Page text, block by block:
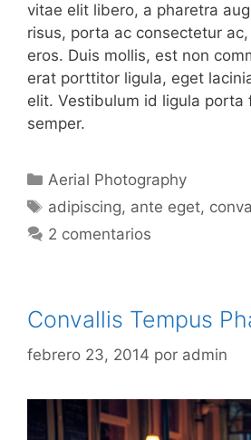
vitae elit libero, a pharetra
risus, porta ac consectetur
eros. Duis mollis, est non
erat porttitor ligula, eget
elit. Vestibulum id ligula porta
semper.
Categorías
Aerial Photography
Etiquetas
adipiscing, ante eget,
2 comentarios
Convallis Tempus
febrero 23, 2014 por admin